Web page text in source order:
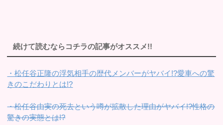
続けて読むならコチラの記事がオススメ!!
・松任谷正隆の浮気相手の歴代メンバーがヤバイ!?愛車への驚
きのこだわりとは!?
・松任谷由実の死去という噂が拡散した理由がヤバイ!?性格の
驚きの実態とは!?